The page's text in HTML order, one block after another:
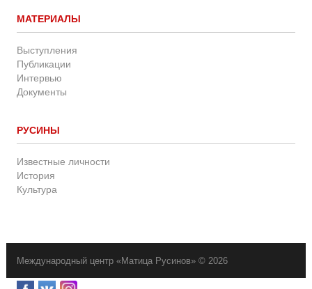
МАТЕРИАЛЫ
Выступления
Публикации
Интервью
Документы
РУСИНЫ
Известные личности
История
Культура
Международный центр «Матица Русинов» © 2026